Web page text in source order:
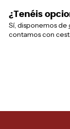
¿Tenéis
Sí, disponemos de
contamos con